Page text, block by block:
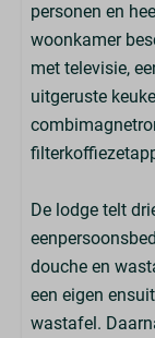
Keuken
Compleet
Filter
Inductie
Afzuigkap
Koelkast
Waterkoker
Keukengerei
Eettafel &
personen en
woonkamer
met televisie,
uitgeruste
De lodge telt
douche en
een eigen
wastafel.